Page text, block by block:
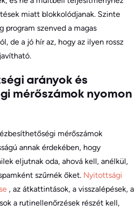
miatt blokkolódjanak. Szinte
program szenved a magas
de a jó hír az, hogy az ilyen rossz
arányok és
mérőszámok nyomon
mérőszámok
annak érdekében, hogy
eljutnak oda, ahová kell, anélkül,
szűrnék őket. Nyitottsági
, az átkattintások, a visszalépések, a
a rutinellenőrzések részét kell,